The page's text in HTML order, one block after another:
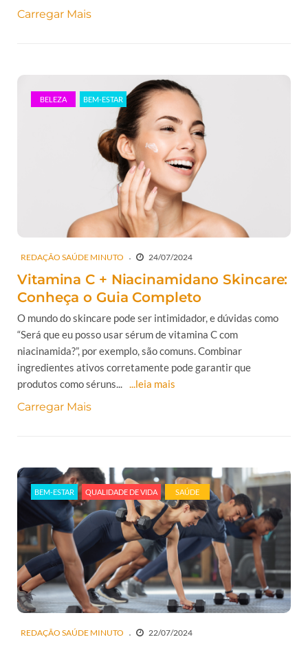
Carregar Mais
BELEZA BEM-ESTAR
REDAÇÃO SAÚDE MINUTO 24/07/2024
Vitamina C + Niacinamidano Skincare:
Conheça o Guia Completo
O mundo do skincare pode ser intimidador, e dúvidas como
“Será que eu posso usar sérum de vitamina C com
niacinamida?”, por exemplo, são comuns. Combinar
ingredientes ativos corretamente pode garantir que
produtos como séruns... ...leia mais
Carregar Mais
BEM-ESTAR QUALIDADE DE VIDA SAÚDE
REDAÇÃO SAÚDE MINUTO 22/07/2024